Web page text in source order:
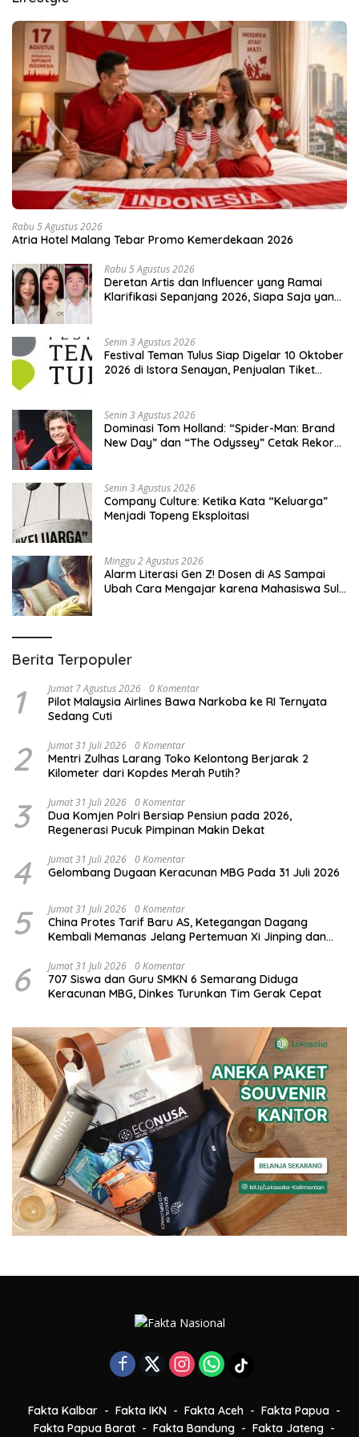
Rabu 5 Agustus 2026
Atria Hotel Malang Tebar Promo Kemerdekaan 2026
Rabu 5 Agustus 2026
Deretan Artis dan Influencer yang Ramai
Klarifikasi Sepanjang 2026, Siapa Saja yang
Senin 3 Agustus 2026
Festival Teman Tulus Siap Digelar 10 Oktober
2026 di Istora Senayan, Penjualan Tiket
Senin 3 Agustus 2026
Dominasi Tom Holland: “Spider-Man: Brand
New Day” dan “The Odyssey” Cetak Rekor
Senin 3 Agustus 2026
Company Culture: Ketika Kata “Keluarga”
Menjadi Topeng Eksploitasi
Minggu 2 Agustus 2026
Alarm Literasi Gen Z! Dosen di AS Sampai
Ubah Cara Mengajar karena Mahasiswa Sulit
Berita Terpopuler
1 Jumat 7 Agustus 2026 0 Komentar
Pilot Malaysia Airlines Bawa Narkoba ke RI Ternyata
Sedang Cuti
2 Jumat 31 Juli 2026 0 Komentar
Mentri Zulhas Larang Toko Kelontong Berjarak 2
Kilometer dari Kopdes Merah Putih?
3 Jumat 31 Juli 2026 0 Komentar
Dua Komjen Polri Bersiap Pensiun pada 2026,
Regenerasi Pucuk Pimpinan Makin Dekat
4 Jumat 31 Juli 2026 0 Komentar
Gelombang Dugaan Keracunan MBG Pada 31 Juli 2026
5 Jumat 31 Juli 2026 0 Komentar
China Protes Tarif Baru AS, Ketegangan Dagang
Kembali Memanas Jelang Pertemuan Xi Jinping dan
6 Jumat 31 Juli 2026 0 Komentar
707 Siswa dan Guru SMKN 6 Semarang Diduga
Keracunan MBG, Dinkes Turunkan Tim Gerak Cepat
Fakta Kalbar Fakta IKN Fakta Aceh
Fakta Papua
Fakta Papua Barat
Fakta Bandung Fakta Jateng